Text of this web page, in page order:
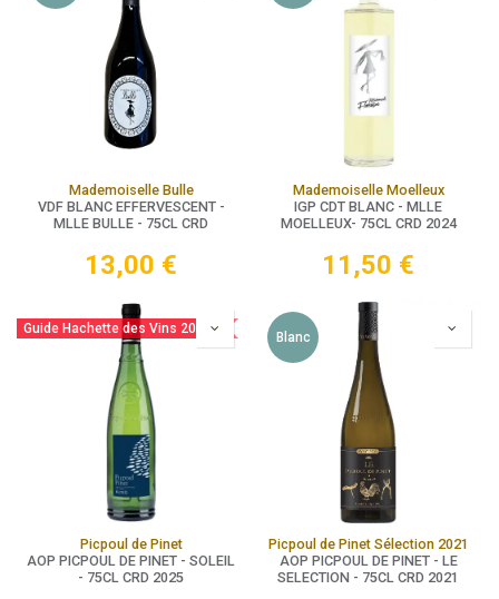
Mademoiselle Bulle
VDF BLANC EFFERVESCENT -
MLLE BULLE - 75CL CRD
13,00 €
Mademoiselle Moelleux
IGP CDT BLANC - MLLE
MOELLEUX- 75CL CRD 2024
11,50 €
Guide Hachette des Vins 2025
Picpoul de Pinet
AOP PICPOUL DE PINET - SOLEIL
- 75CL CRD 2025
Blanc
Picpoul de Pinet Sélection 2021
AOP PICPOUL DE PINET - LE
SELECTION - 75CL CRD 2021